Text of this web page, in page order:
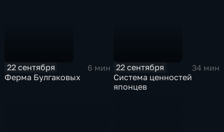
22 сентября
6 мин
Ферма Булгаковых
22 сентября
34 мин
Система ценностей
японцев